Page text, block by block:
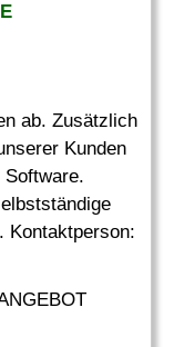
ab. Zusätzlich
Kunden
Kontaktperson: